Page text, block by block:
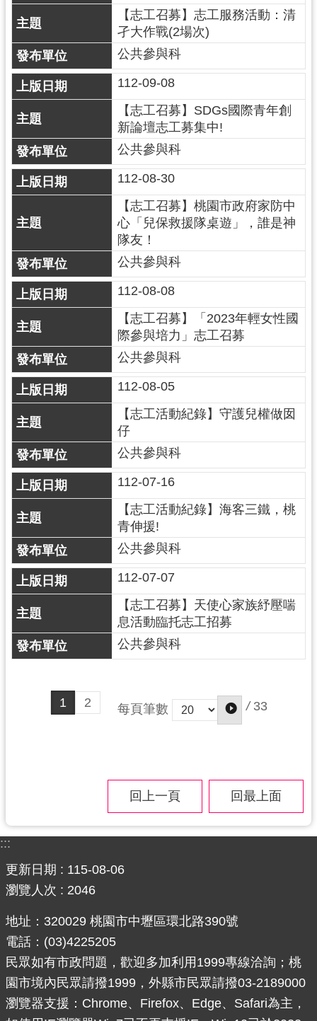
放
宣
告
【志工召募】志工服務活動：清
孑大作戰(2場次)
公共參與科
112-09-08
【志工召募】SDGs國際青年創
新論壇志工募集中!
公共參與科
112-08-30
【志工召募】桃園市政府家防中
心「兒保救援隊桌遊」，誰是神
隊友！
公共參與科
112-08-08
【志工召募】「2023年輕女性國
際參與培力」志工召募
公共參與科
112-08-05
【志工活動紀錄】守護兒權做囡
仔
公共參與科
112-07-16
【志工活動紀錄】海客三鐵，桃
青伸援!
公共參與科
112-07-07
【志工召募】天使心家族紓壓喘
息活動臨托志工招募
公共參與科
1 2 每頁筆數 / 33
回上一頁 回最上面
:::
更新日期
115-08-06
瀏覽人次
2046
地址：320029 桃園市中壢區環北路390號
電話：(03)4225205
民眾如有市政問題，歡迎多加利用1999專線洽詢；桃
園市境內民眾請撥1999，外縣市民眾請撥03-2189000
瀏覽器支援：Chrome、Firefox、Edge、Safari為主，